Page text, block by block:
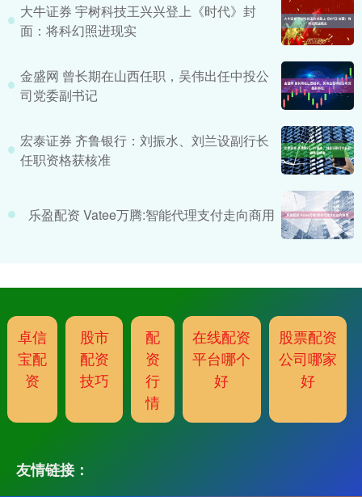
大牛证券 宇树科技王兴兴登上《时代》封
面：将科幻照进现实
金盛网 曾长期在山西任职，吴伟出任中投公
司党委副书记
宏泰证券 齐鲁银行：刘振水、刘兰设副行长
任职资格获核准
乐盈配资 Vatee万腾:智能代理支付走向商用
卓信
宝配
资
股市
配资
技巧
配
资
行
情
在线配资
平台哪个
好
股票配资
公司哪家
好
友情链接：